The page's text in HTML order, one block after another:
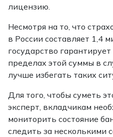
лицензию.
Несмотря на то, что
в России составляет 1,4
государство
пределах этой суммы в
лучше избегать таких
Для того, чтобы суметь
эксперт, вкладчикам
мониторить состояние
следить за